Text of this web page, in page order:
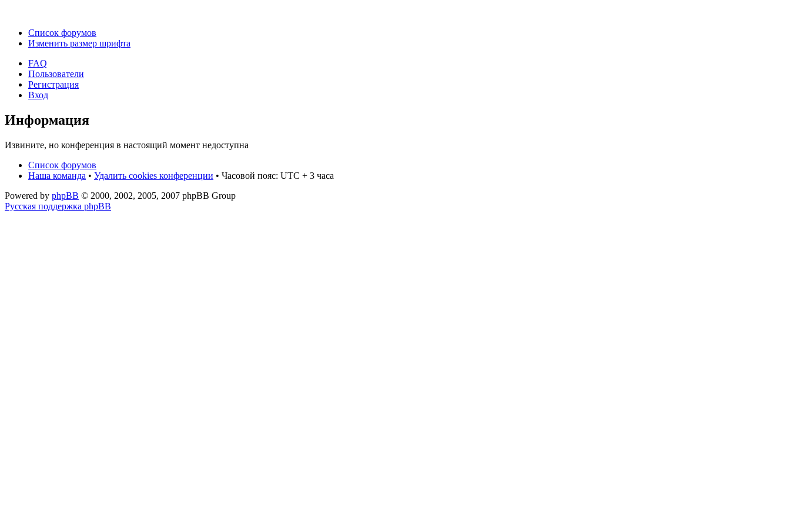
Список форумов
Изменить размер шрифта
FAQ
Пользователи
Регистрация
Вход
Информация
Извините, но конференция в настоящий момент недоступна
Список форумов
Наша команда • Удалить cookies конференции • Часовой пояс: UTC + 3 часа
Powered by phpBB © 2000, 2002, 2005, 2007 phpBB Group
Русская поддержка phpBB